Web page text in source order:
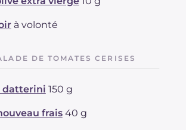
à volonté
DE TOMATES CERISES
datterini 150 g
frais 40 g